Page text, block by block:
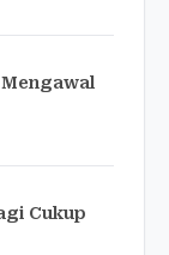
Cukup